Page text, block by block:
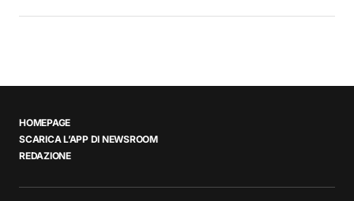
HOMEPAGE
SCARICA L’APP DI NEWSROOM
REDAZIONE